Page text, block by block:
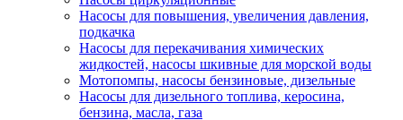
Насосы для повышения, увеличения давления,
подкачка
Насосы для перекачивания химических
жидкостей, насосы шкивные для морской воды
Мотопомпы, насосы бензиновые, дизельные
Насосы для дизельного топлива, керосина,
бензина, масла, газа